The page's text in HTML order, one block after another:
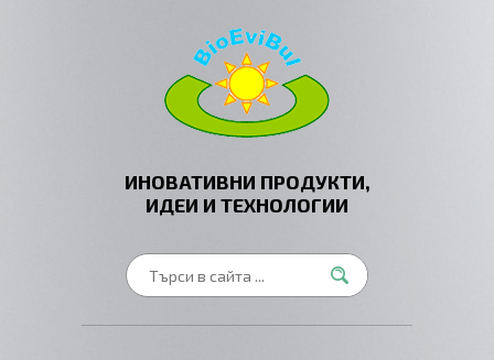
ИНОВАТИВНИ ПРОДУКТИ,
ИДЕИ И ТЕХНОЛОГИИ